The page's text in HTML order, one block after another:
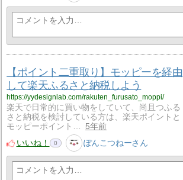
【ポイント二重取り】モッピーを経由
して楽天ふるさと納税しよう
https://yydesignlab.com/rakuten_furusato_moppi/
楽天で日常的に買い物をしていて、尚且つふる
さと納税を検討している方は、楽天ポイントと
モッピーポイント…
5年前
いいね！
0 ぽんこつねーさん